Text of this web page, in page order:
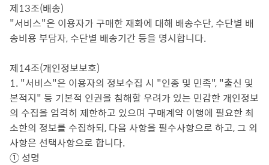
제13조(배송)
"서비스"은 이용자가 구매한 재화에 대해 배송수단, 수단별 배
송비용 부담자, 수단별 배송기간 등을 명시합니다.
제14조(개인정보보호)
1. "서비스"은 이용자의 정보수집 시 "인종 및 민족", "출신 및
본적지" 등 기본적 인권을 침해할 우려가 있는 민감한 개인정보
의 수집을 엄격히 제한하고 있으며 구매계약 이행에 필요한 최
소한의 정보를 수집하되, 다음 사항을 필수사항으로 하고, 그 외
사항은 선택사항으로 합니다.
① 성명